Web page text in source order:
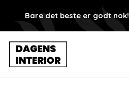
Bare det beste er godt nok!